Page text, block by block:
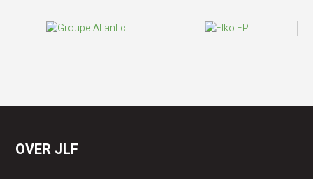
OVER JLF